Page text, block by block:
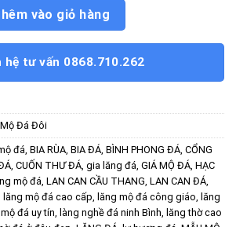
Đen số lượng
vào giỏ hàng
hệ tư vấn 0868.710.262
Mộ Đá Đôi
đá, BIA RÙA, BIA ĐÁ, BÌNH PHONG ĐÁ, CỔNG
, CUỐN THƯ ĐÁ, gia lăng đá, GIÁ MỘ ĐÁ, HẠC
mộ đá, LAN CAN CẦU THANG, LAN CAN ĐÁ,
lăng mộ đá cao cấp, lăng mộ đá công giáo, lăng
đá uy tín, làng nghề đá ninh Bình, lăng thờ cao